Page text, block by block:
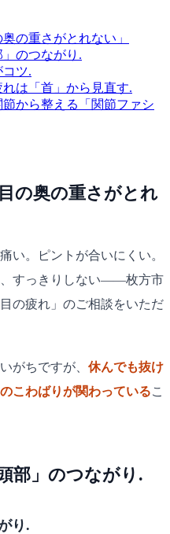
の重さがとれない」
のつながり.
ツ.
は「首」から見直す.
から整える「関節ファシ
の奥の重さがとれ
い。ピントが合いにくい。
、すっきりしない——枚方市
の疲れ」のご相談をいただ
がちですが、 休んでも抜け
こわばりが関わっているこ
部」のつながり.
り.